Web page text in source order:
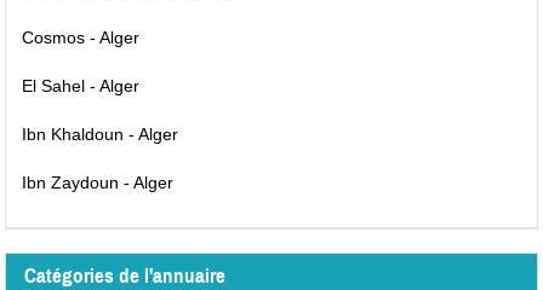
Cosmos - Alger
El Sahel - Alger
Ibn Khaldoun - Alger
Ibn Zaydoun - Alger
Catégories de l'annuaire